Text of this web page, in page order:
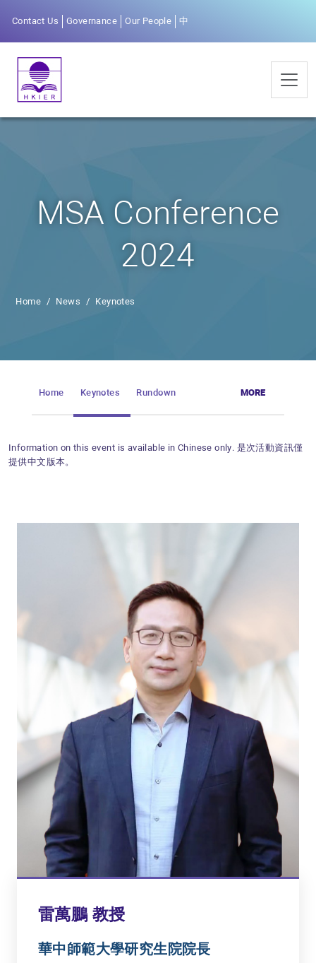
Contact Us Governance Our People 中
Home News Keynotes
MSA Conference
2024
Home Keynotes Rundown MORE
Information on this event is available in Chinese only. 是次活動資訊僅
提供中文版本。
雷萬鵬 教授
華中師範大學研究生院院長